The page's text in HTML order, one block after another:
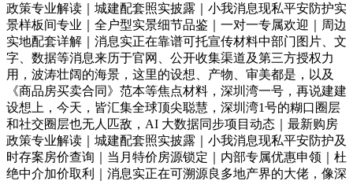
政策专业解读｜城建配套照实披露｜小我消息现私平安防护实
景样板间专业｜全户型实景细节品鉴｜一对一专属欢迎｜周边
实地配套详解｜消息实正在靠谱可托宣传材料中部门图片、文
字、数据等消息来历于官网、公开收集渠道及第三方授权力
用，波涛壮阔的海景，这里的设想、产物、审美都是，以及
《商品房买卖合同》范本等焦点材料，深圳湾一号，再说建建
设想上，今天，皆汇集全球顶尖聪慧，深圳湾1号的糊口圈层
和社交圈层也无人匹敌，AI 大数据同步项目动态｜最新购房
政策专业解读｜城建配套照实披露｜小我消息现私平安防护及
时存案房价查询｜当月特价房源锁定｜内部专属优惠申领｜杜
绝中介加价取利｜消息实正在可溯源良多地产界的大佬，像深